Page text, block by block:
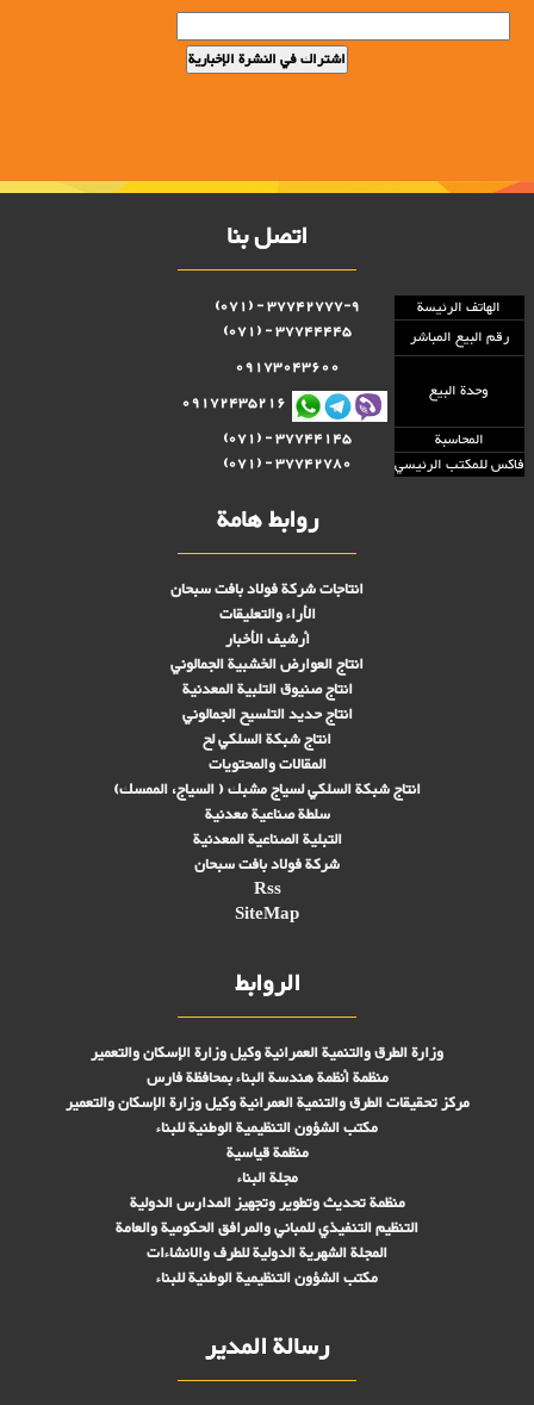
اتصل بنا
الهاتف الرئيسة
37742777-9 - (071)
رقم البيع المباشر
37744445 - (071)
وحدة البيع
09173043600
09172435216
المحاسبة
37744145 - (071)
فاكس للمكتب الرئيسي
37742780 - (071)
روابط هامة
انتاجات شركة فولاد بافت سبحان
الأراء والتعليقات
أرشيف الأخبار
انتاج العوارض الخشبية الجمالوني
انتاج صنىوق التلبية المعدنية
انتاج حديد التلسيح الجمالوني
انتاج شبكة السلكي لح
المقالات والمحتويات
انتاج شبكة السلكي لسياج مشبك ( السياج، الممسك)
سلطة صناعية معدنية
التبلیة الصناعية المعدنية
شركة فولاد بافت سبحان
Rss
SiteMap
الروابط
وزارة الطرق والتنمية العمرانية وكيل وزارة الإسكان والتعمير
منظمة أنظمة هندسة البناء بمحافظة فارس
مركز تحقیقات الطرق والتنمية العمرانية وكيل وزارة الإسكان والتعمير
مكتب الشؤون التنظيمية الوطنية للبناء
منظمة قياسية
مجلة البناء
منظمة تحديث وتطوير وتجهيز المدارس الدولية
التنظيم التنفيذي للمباني والمرافق الحكومية والعامة
المجلة الشهرية الدولية للطرف والانشاءات
مكتب الشؤون التنظيمية الوطنية للبناء
رسالة المدير